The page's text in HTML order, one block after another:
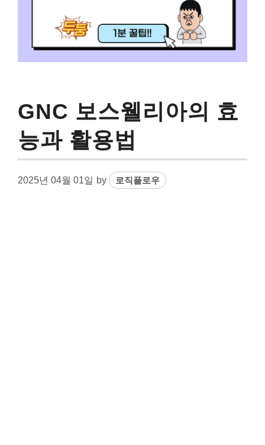
GNC 보스웰리아의 효
능과 활용법
2025년 04월 01일 by 로직플로우